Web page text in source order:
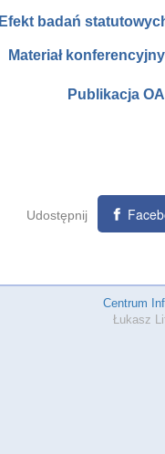
Efekt badań
Materiał
Publikacja
Udostępnij
Centrum
Łukasz